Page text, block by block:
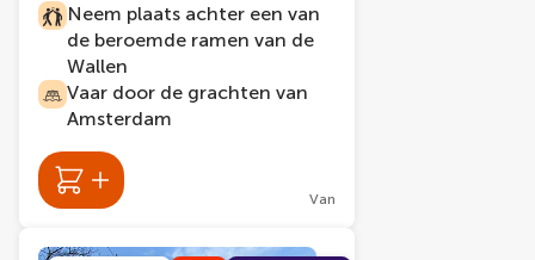
Neem plaats achter een van
de beroemde ramen van de
Wallen
Vaar door de grachten van
Amsterdam
Van